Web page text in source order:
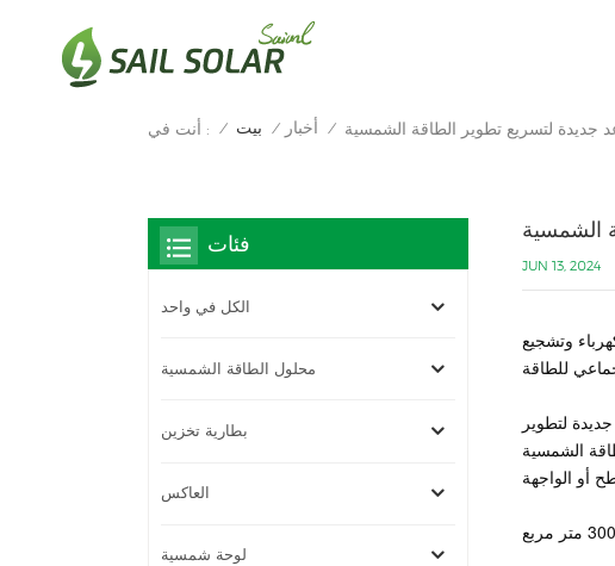
أنت في : / بيت / أخبار / جديدة لتسريع تطوير الطاقة الشمسية
الشمسية
JUN 13, 2024
وتشجيع
جديدة لتطوير
متر مربع تركيب تركيبات الطاقة الشمسية
فئات
الكل في واحد
محلول الطاقة الشمسية
بطارية تخزين
العاكس
لوحة شمسية